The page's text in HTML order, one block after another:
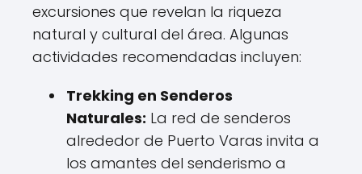
excursiones que revelan la riqueza
natural y cultural del área. Algunas
actividades recomendadas incluyen:
Trekking en Senderos
Naturales: La red de senderos
alrededor de Puerto Varas invita a
los amantes del senderismo a